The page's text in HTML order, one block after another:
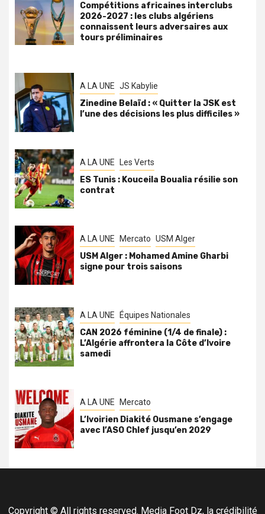
Compétitions africaines interclubs
2026-2027 : les clubs algériens
connaissent leurs adversaires aux
tours préliminaires
A LA UNE JS Kabylie
Zinedine Belaïd : « Quitter la JSK est
l’une des décisions les plus difficiles »
A LA UNE Les Verts
ES Tunis : Kouceila Boualia résilie son
contrat
A LA UNE Mercato USM Alger
USM Alger : Mohamed Amine Gharbi
signe pour trois saisons
A LA UNE Équipes Nationales
CAN 2026 féminine (1/4 de finale) :
L’Algérie affrontera la Côte d’Ivoire
samedi
A LA UNE Mercato
L’Ivoirien Diakité Ousmane s’engage
avec l’ASO Chlef jusqu’en 2029
Copyright © All rights reserved. Media Foot Dz, la crédibilité